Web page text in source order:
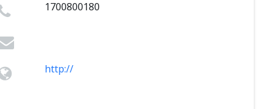
1700800180
http://